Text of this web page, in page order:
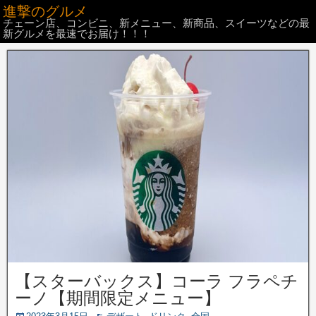
進撃のグルメ
チェーン店、コンビニ、新メニュー、新商品、スイーツなどの最
新グルメを最速でお届け！！！
【スターバックス】コーラ フラペチ
ーノ【期間限定メニュー】